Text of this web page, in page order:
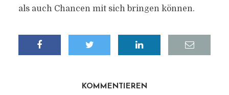
als auch Chancen mit sich bringen können.
KOMMENTIEREN